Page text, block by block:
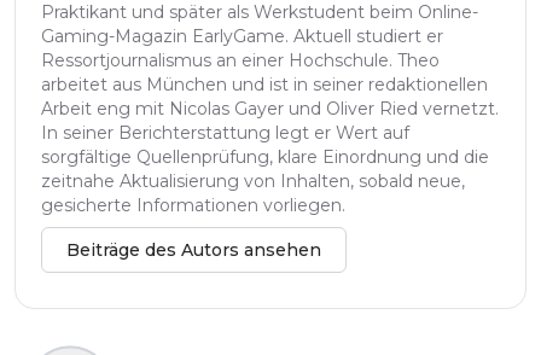
Praktikant und später als Werkstudent beim Online-
Gaming-Magazin EarlyGame. Aktuell studiert er
Ressortjournalismus an einer Hochschule. Theo
arbeitet aus München und ist in seiner redaktionellen
Arbeit eng mit Nicolas Gayer und Oliver Ried vernetzt.
In seiner Berichterstattung legt er Wert auf
sorgfältige Quellenprüfung, klare Einordnung und die
zeitnahe Aktualisierung von Inhalten, sobald neue,
gesicherte Informationen vorliegen.
Beiträge des Autors ansehen